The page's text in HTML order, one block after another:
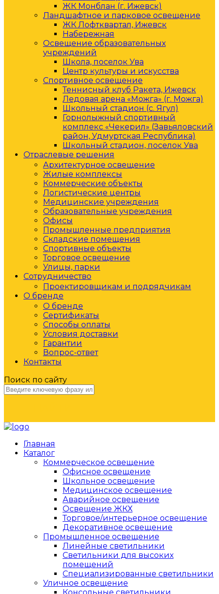
ЖК Монблан (г. Ижевск)
Ландшафтное и парковое освещение
ЖК Лофтквартал, Ижевск
Набережная
Освещение образовательных
учреждений
Школа, поселок Ува
Центр культуры и искусства
Спортивное освещение
Теннисный клуб Ракета, Ижевск
Ледовая арена «Можга» (г. Можга)
Школьный стадион (с. Ягул)
Горнолыжный спортивный
комплекс «Чекерил» (Завьяловский
район, Удмуртская Республика)
Школьный стадион, поселок Ува
Отраслевые решения
Архитектурное освещение
Жилые комплексы
Коммерческие объекты
Логистические центры
Медицинские учреждения
Образовательные учреждения
Офисы
Промышленные предприятия
Складские помещения
Спортивные объекты
Торговое освещение
Улицы, парки
Сотрудничество
Проектировщикам и подрядчикам
О бренде
О бренде
Сертификаты
Способы оплаты
Условия доставки
Гарантии
Вопрос-ответ
Контакты
Поиск по сайту
Главная
Каталог
Коммерческое освещение
Офисное освещение
Школьное освещение
Медицинское освещение
Аварийное освещение
Освещение ЖКХ
Торговое/интерьерное освещение
Декоративное освещение
Промышленное освещение
Линейные светильники
Светильники для высоких
помещений
Специализированные светильники
Уличное освещение